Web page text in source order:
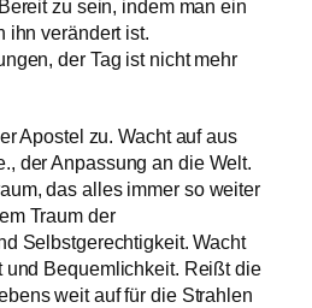
zu sein, indem man ein
ihn verändert ist.
der Tag ist nicht mehr
Apostel zu. Wacht auf aus
der Anpassung an die Welt.
das alles immer so weiter
Traum der
Selbstgerechtigkeit. Wacht
und Bequemlichkeit. Reißt die
weit auf für die Strahlen